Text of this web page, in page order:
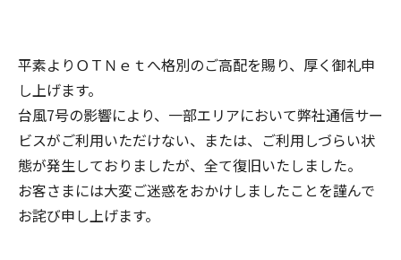
平素よりＯＴＮｅｔへ格別のご高配を賜り、厚く御礼申
し上げます。
台風7号の影響により、一部エリアにおいて弊社通信サー
ビスがご利用いただけない、または、ご利用しづらい状
態が発生しておりましたが、全て復旧いたしました。
お客さまには大変ご迷惑をおかけしましたことを謹んで
お詫び申し上げます。